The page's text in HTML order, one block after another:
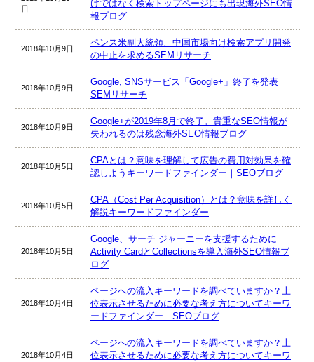
日
けではなく検索トップページにも出現海外SEO情
報ブログ
2018年10月9日
ペンス米副大統領、中国市場向け検索アプリ開発
の中止を求めるSEMリサーチ
2018年10月9日
Google, SNSサービス「Google+」終了を発表
SEMリサーチ
2018年10月9日
Google+が2019年8月で終了。貴重なSEO情報が
失われるのは残念海外SEO情報ブログ
2018年10月5日
CPAとは？意味を理解して広告の費用対効果を確
認しようキーワードファインダー｜SEOブログ
2018年10月5日
CPA（Cost Per Acquisition）とは？意味を詳しく
解説キーワードファインダー
2018年10月5日
Google、サーチ ジャーニーを支援するために
Activity CardとCollectionsを導入海外SEO情報ブ
ログ
2018年10月4日
ページへの流入キーワードを調べていますか？上
位表示させるために必要な考え方についてキーワ
ードファインダー｜SEOブログ
2018年10月4日
ページへの流入キーワードを調べていますか？上
位表示させるために必要な考え方についてキーワ